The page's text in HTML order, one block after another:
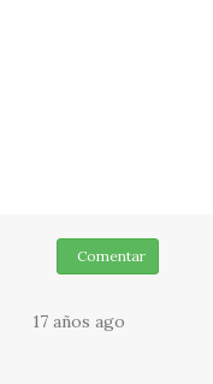
Comentar
17 años ago